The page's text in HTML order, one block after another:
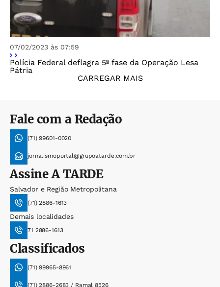
07/02/2023 às 07:59
Polícia Federal deflagra 5ª fase da Operação Lesa
Pátria
CARREGAR MAIS
Fale com a Redação
(71) 99601-0020
jornalismoportal@grupoatarde.com.br
AssineA TARDE
Salvador e Região Metropolitana
(71) 2886-1613
Demais localidades
71 2886-1613
Classificados
(71) 99965-8961
(71) 2886-2683 / Ramal 8526